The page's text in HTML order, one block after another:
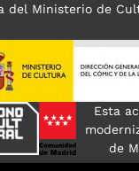
del Ministerio de
Esta
de